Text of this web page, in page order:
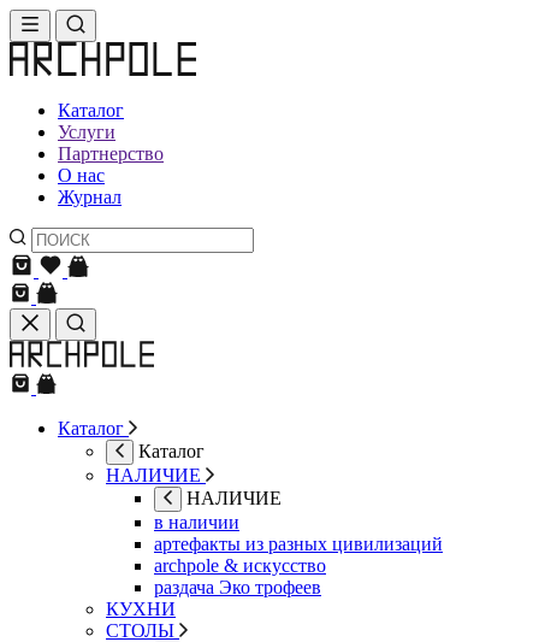
Каталог
Услуги
Партнерство
О нас
Журнал
Каталог
Каталог
НАЛИЧИЕ
НАЛИЧИЕ
в наличии
артефакты из разных цивилизаций
archpole & искусство
раздача Эко трофеев
КУХНИ
СТОЛЫ